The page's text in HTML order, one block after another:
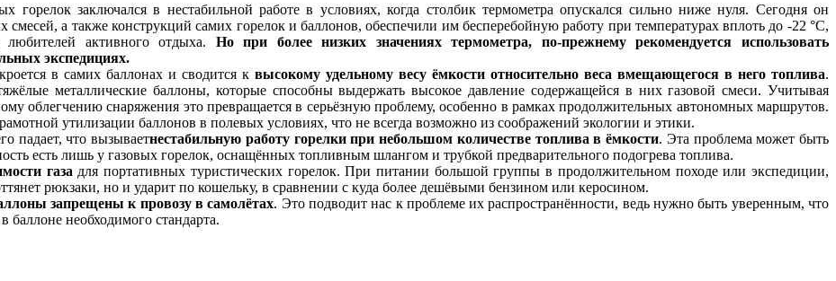
горелок заключался в нестабильной работе в условиях, когда столбик термометра опускался сильно ниже нуля. Сегодня он
смесей, а также конструкций самих горелок и баллонов, обеспечили им бесперебойную работу при температурах вплоть до -22 °C,
активного отдыха. Но при более низких значениях термометра, по-прежнему рекомендуется использовать
экспедициях.
в самих баллонах и сводится к высокому удельному весу ёмкости относительно веса вмещающегося в него топлива.
металлические баллоны, которые способны выдержать высокое давление содержащейся в них газовой смеси. Учитывая
облегчению снаряжения это превращается в серьёзную проблему, особенно в рамках продолжительных автономных маршрутов.
утилизации баллонов в полевых условиях, что не всегда возможно из соображений экологии и этики.
падает, что вызываетнестабильную работу горелки при небольшом количестве топлива в ёмкости. Эта проблема может быть
есть лишь у газовых горелок, оснащённых топливным шлангом и трубкой предварительного подогрева топлива.
газа для портативных туристических горелок. При питании большой группы в продолжительном походе или экспедиции,
рюкзаки, но и ударит по кошельку, в сравнении с куда более дешёвыми бензином или керосином.
запрещены к провозу в самолётах. Это подводит нас к проблеме их распространённости, ведь нужно быть уверенным, что
баллоне необходимого стандарта.